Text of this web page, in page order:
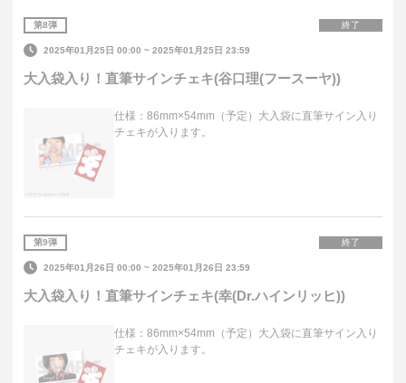
第8弾 終了
2025年01月25日 00:00 ~2025年01月25日 23:59
大入袋入り！直筆サインチェキ(谷口理(フースーヤ))
仕様：86mm×54mm（予定）大入袋に直筆サイン入り
チェキが入ります。
第9弾 終了
2025年01月26日 00:00 ~2025年01月26日 23:59
大入袋入り！直筆サインチェキ(幸(Dr.ハインリッヒ))
仕様：86mm×54mm（予定）大入袋に直筆サイン入り
チェキが入ります。